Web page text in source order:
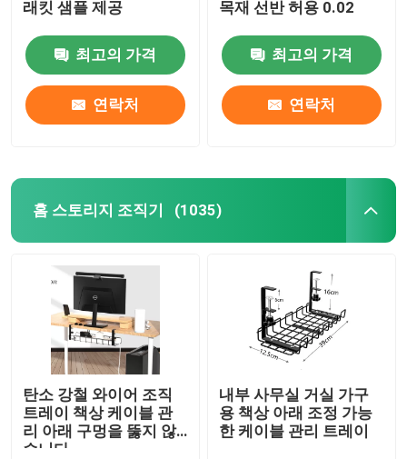
래킷 샘플 제공
최고의 가격
연락처
목재 선반 허용 0.02
최고의 가격
연락처
홈 스토리지 조직기 (1035)
탄소 강철 와이어 조직
트레이 책상 케이블 관
리 아래 구멍을 뚫지 않
습니다
내부 사무실 거실 가구
용 책상 아래 조정 가능
한 케이블 관리 트레이